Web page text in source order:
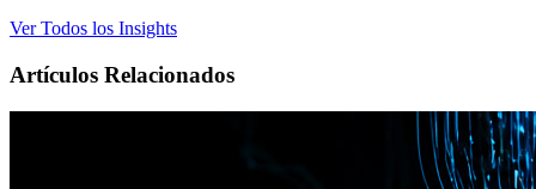
Ver Todos los Insights
Artículos Relacionados